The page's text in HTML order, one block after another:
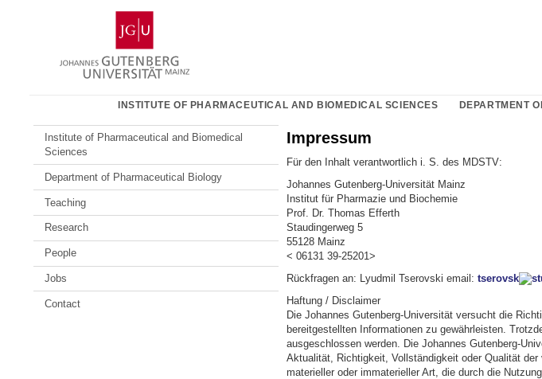
Gutenberg
University
Mainz
INSTITUTE OF PHARMACEUTICAL AND BIOMEDICAL SCIENCES DEPARTMENT
Institute of Pharmaceutical and Biomedical
Sciences
Department of Pharmaceutical Biology
Teaching
Research
People
Jobs
Contact
Impressum
Für den Inhalt verantwortlich i. S. des MDSTV:
Johannes Gutenberg-Universität Mainz
Institut für Pharmazie und Biochemie
Prof. Dr. Thomas Efferth
Staudingerweg 5
55128 Mainz
< 06131 39-25201>
Rückfragen an: Lyudmil Tserovski email: tserovsk
Haftung / Disclaimer
Die Johannes Gutenberg-Universität versucht die
bereitgestellten Informationen zu gewährleisten.
ausgeschlossen werden. Die Johannes Gutenberg-
Aktualität, Richtigkeit, Vollständigkeit oder Qualität
materieller oder immaterieller Art, die durch die